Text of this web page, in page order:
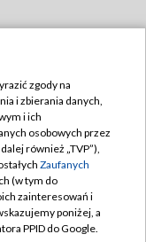
zgody na
i zbierania danych,
i ich
osobowych przez
również „TVP”),
Zaufanych
(w tym do
zainteresowań i
poniżej, a
PPID do Google.